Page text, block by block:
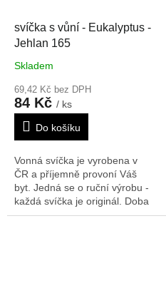
svíčka s vůní - Eukalyptus -
Jehlan 165
Skladem
69,42 Kč bez DPH
84 Kč / ks
Do košíku
Vonná svíčka je vyrobena v
ČR a příjemně provoní Váš
byt. Jedná se o ruční výrobu -
každá svíčka je originál. Doba
hoření: 44 hRozměry V/Š/H: